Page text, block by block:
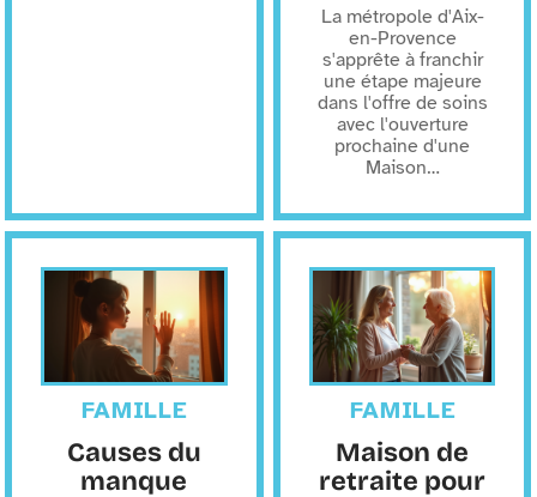
La métropole d'Aix-
en-Provence
s'apprête à franchir
une étape majeure
dans l'offre de soins
avec l'ouverture
prochaine d'une
Maison…
FAMILLE
Causes du
manque
FAMILLE
Maison de
retraite pour